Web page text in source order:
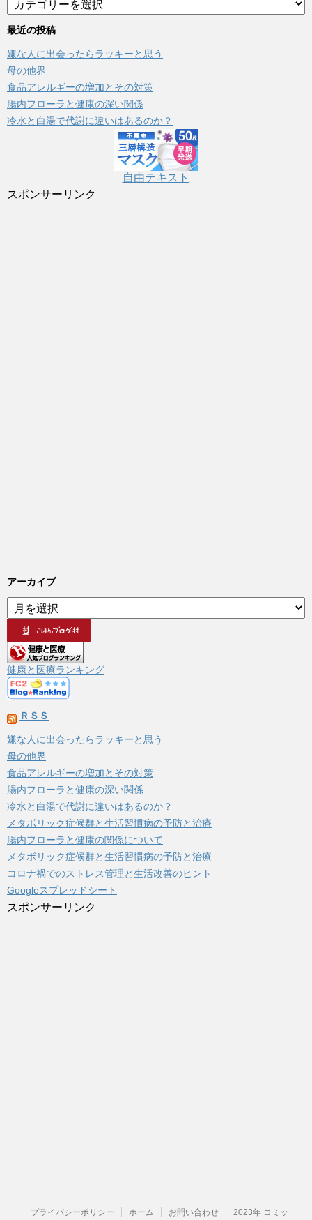
テ
ゴ
ー
最近の投稿
嫌な人に出会ったらラッキーと思う
母の他界
食品アレルギーの増加とその対策
腸内フローラと健康の深い関係
冷水と白湯で代謝に違いはあるのか？
自由テキスト
スポンサーリンク
アーカイブ
ア
ー
イ
ブ
健康と医療ランキング
ＲＳＳ
嫌な人に出会ったらラッキーと思う
母の他界
食品アレルギーの増加とその対策
腸内フローラと健康の深い関係
冷水と白湯で代謝に違いはあるのか？
メタボリック症候群と生活習慣病の予防と治療
腸内フローラと健康の関係について
メタボリック症候群と生活習慣病の予防と治療
コロナ禍でのストレス管理と生活改善のヒント
Googleスプレッドシート
スポンサーリンク
プライバシーポリシー ホーム お問い合わせ 2023年 コミッ